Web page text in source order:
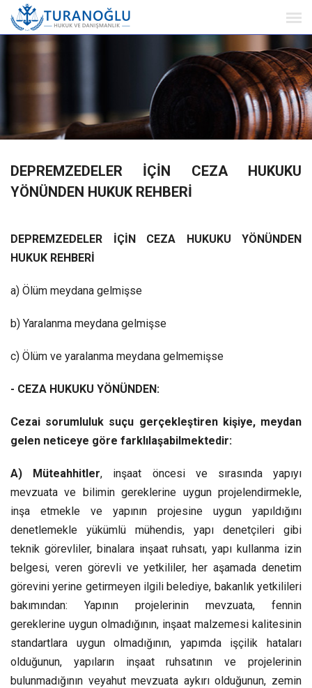
DEPREMZEDELER İÇİN CEZA HUKUKU
YÖNÜNDEN HUKUK REHBERİ
DEPREMZEDELER İÇİN CEZA HUKUKU YÖNÜNDEN
HUKUK REHBERİ
a) Ölüm meydana gelmişse
b) Yaralanma meydana gelmişse
c) Ölüm ve yaralanma meydana gelmemişse
- CEZA HUKUKU YÖNÜNDEN:
Cezai sorumluluk suçu gerçekleştiren kişiye, meydan
gelen neticeye göre farklılaşabilmektedir:
A) Müteahhitler, inşaat öncesi ve sırasında yapıyı
mevzuata ve bilimin gereklerine uygun projelendirmekle,
inşa etmekle ve yapının projesine uygun yapıldığını
denetlemekle yükümlü mühendis, yapı denetçileri gibi
teknik görevliler, binalara inşaat ruhsatı, yapı kullanma izin
belgesi, veren görevli ve yetkililer, her aşamada denetim
görevini yerine getirmeyen ilgili belediye, bakanlık yetkilileri
bakımından: Yapının projelerinin mevzuata, fennin
gereklerine uygun olmadığının, inşaat malzemesi kalitesinin
standartlara uygun olmadığının, yapımda işçilik hataları
olduğunun, yapıların inşaat ruhsatının ve projelerinin
bulunmadığının veyahut mevzuata aykırı olduğunun, zemin